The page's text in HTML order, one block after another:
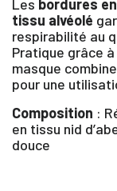
Les bordures
tissu alvéolé
respirabilité au
Pratique grâce à
masque
pour une
Composition :
en tissu nid
douce
×
Vous devez
produits dans